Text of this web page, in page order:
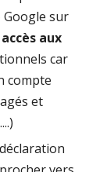
Google sur
aux
car
compte
et